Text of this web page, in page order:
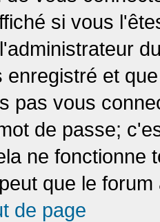
si vous
enregistré et
pas vous
de passe;
ne fonctionne
que le
de page